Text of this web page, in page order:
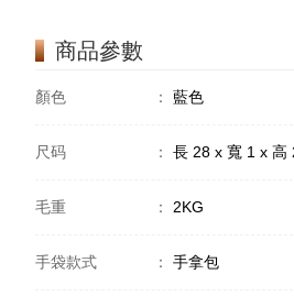
商品參數
顏色 ： 藍色
尺码 ： 長 28 x 寬 1 x 高
毛重 ： 2KG
手袋款式 ： 手拿包